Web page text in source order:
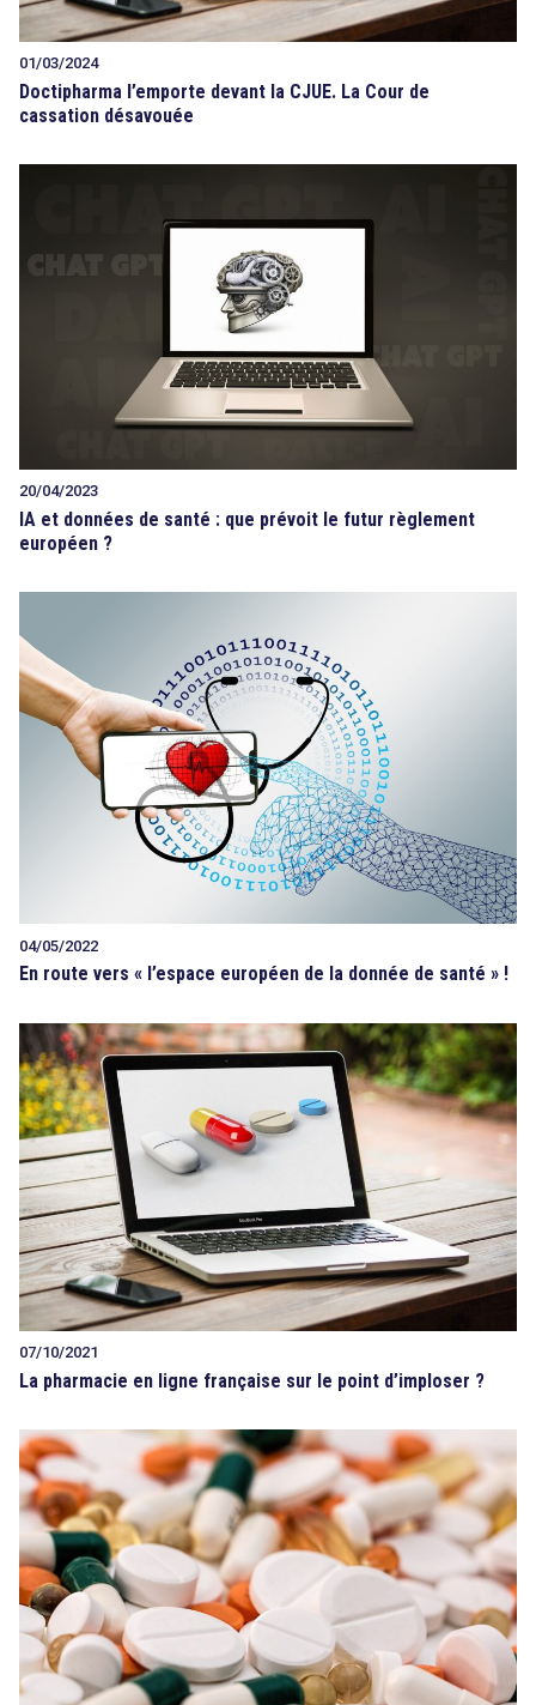
01/03/2024
Doctipharma l’emporte devant la CJUE. La Cour de
cassation désavouée
20/04/2023
IA et données de santé : que prévoit le futur règlement
européen ?
04/05/2022
En route vers « l’espace européen de la donnée de santé » !
07/10/2021
La pharmacie en ligne française sur le point d’imploser ?